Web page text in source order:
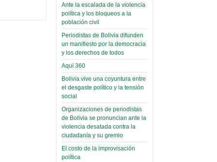
Domingo, 12 Mayo 2019
Read more...
Ante la escalada de la violencia
política y los bloqueos a la
población civil
Periodistas de Bolivia difunden
un manifiesto por la democracia
y los derechos de todos
Aquí 360
Bolivia vive una coyuntura entre
el desgaste político y la tensión
social
Organizaciones de periodistas
de Bolivia se pronuncian ante la
violencia desatada contra la
ciudadanía y su gremio
El costo de la improvisación
política